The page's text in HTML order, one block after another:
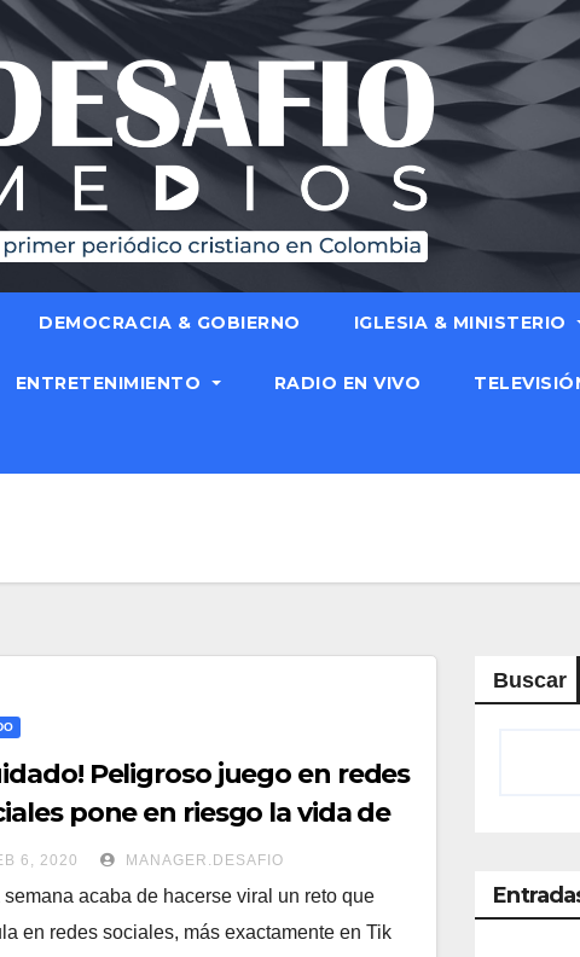
DEMOCRACIA & GOBIERNO IGLESIA & MINISTERIO
ENTRETENIMIENTO RADIO EN VIVO
Peligroso juego en redes
pone en riesgo la vida de
niños
6, 2020 MANAGER.DESAFIO
semana acaba de hacerse viral un reto que
en redes sociales, más exactamente en Tik
Buscar